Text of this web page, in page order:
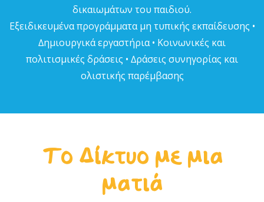
δικαιωµάτων του παιδιού.
Εξειδικευµένα προγράµµατα µη τυπικής εκπαίδευσης •
∆ηµιουργικά εργαστήρια • Κοινωνικές και
πολιτισµικές δράσεις • ∆ράσεις συνηγορίας και
ολιστικής παρέµβασης
Το Δίκτυο με μια
ματιά